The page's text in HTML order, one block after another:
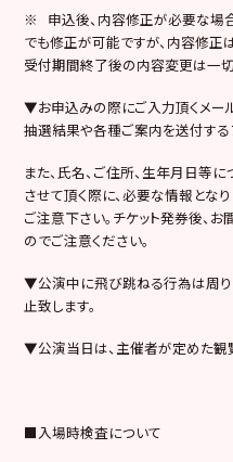
※ 申込後、内容修正が必要な場
でも修正が可能ですが、内容修正
受付期間終了後の内容変更は一
▼お申込みの際にご入力頂くメー
抽選結果や各種ご案内を送付する
また、氏名、ご住所、生年月日等
させて頂く際に、必要な情報とな
ご注意下さい。チケット発券後、
のでご注意ください。
▼公演中に飛び跳ねる行為は周り
止致します。
▼公演当日は、主催者が定めた観
■入場時検査について